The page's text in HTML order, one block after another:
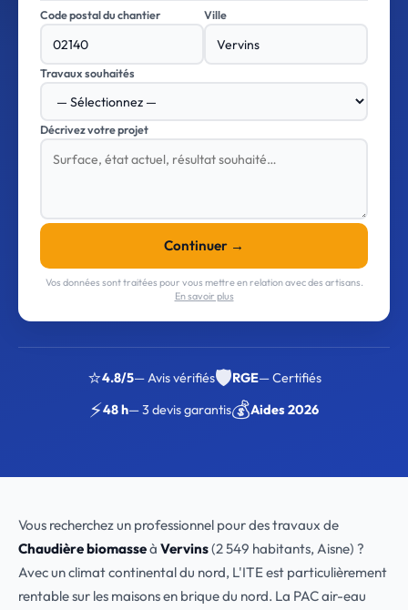
Code postal du chantier Ville
Travaux souhaités
Décrivez votre projet
Continuer →
Vos données sont traitées pour vous mettre en relation avec des artisans.
En savoir plus
⭐4.8/5— Avis vérifiés🛡️RGE— Certifiés
⚡48 h— 3 devis garantis💰Aides 2026
Vous recherchez un professionnel pour des travaux de
Chaudière biomasseà Vervins(2 549 habitants, Aisne) ?
Avec un climat continental du nord, L'ITE est particulièrement
rentable sur les maisons en brique du nord. La PAC air-eau